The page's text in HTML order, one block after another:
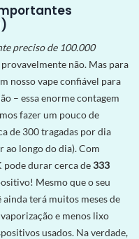
preciso de 100.000
não. Mas para
nosso vape confiável para
– essa enorme contagem
fazer um pouco de
de 300 tragadas por dia
ao longo do dia). Com
pode durar cerca de333
Mesmo que o seu
terá muitos meses de
e menos lixo
usados. Na verdade,